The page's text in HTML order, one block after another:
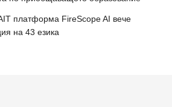
платформа FireScope AI вече
на 43 езика